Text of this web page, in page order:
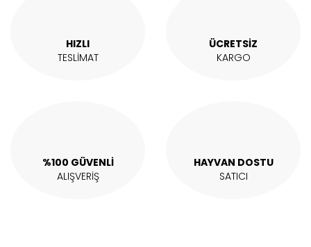
HIZLI
TESLİMAT
ÜCRETSİZ
KARGO
%100 GÜVENLİ
ALIŞVERİŞ
HAYVAN DOSTU
SATICI